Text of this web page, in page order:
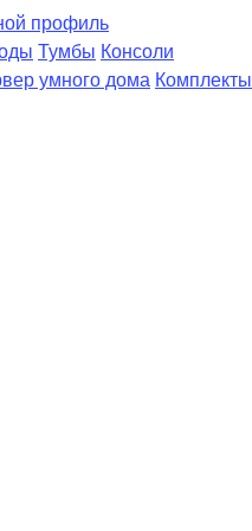
профиль
Тумбы Консоли
умного дома Комплекты